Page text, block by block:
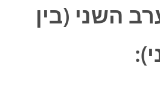
השני (בין